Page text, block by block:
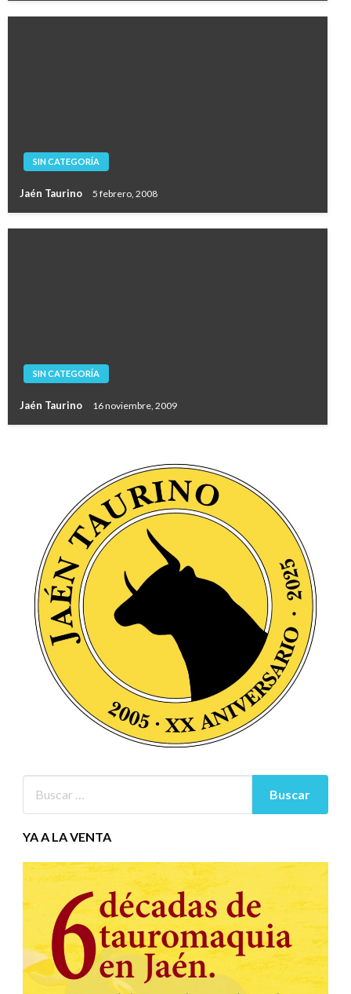
SIN CATEGORÍA
Jaén Taurino 5 febrero, 2008
SIN CATEGORÍA
Jaén Taurino 16 noviembre, 2009
YA A LA VENTA